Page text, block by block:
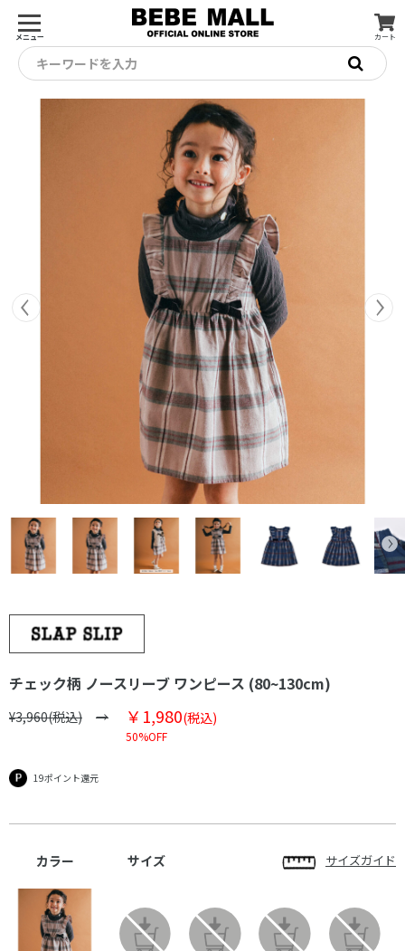
メニュー カート
キーワードを入力
チェック柄 ノースリーブ ワンピース (80~130cm)
¥3,960(税込) ￥1,980(税込)
50%OFF
19ポイント還元
カラー サイズ サイズガイド